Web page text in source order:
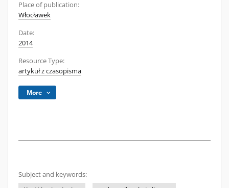
Place of publication:
Włocławek
Date:
2014
Resource Type:
artykuł z czasopisma
More
Subject and keywords: